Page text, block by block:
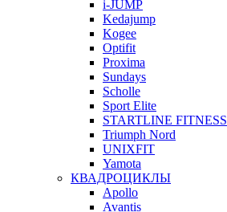
i-JUMP
Kedajump
Kogee
Optifit
Proxima
Sundays
Scholle
Sport Elite
STARTLINE FITNESS
Triumph Nord
UNIXFIT
Yamota
КВАДРОЦИКЛЫ
Apollo
Avantis